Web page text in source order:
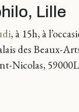
Lille
, à 15h, à
des Beaux-
Nicolas,